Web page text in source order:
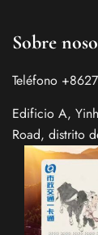
Sobre
Teléfono
Edificio A,
Road, distrito